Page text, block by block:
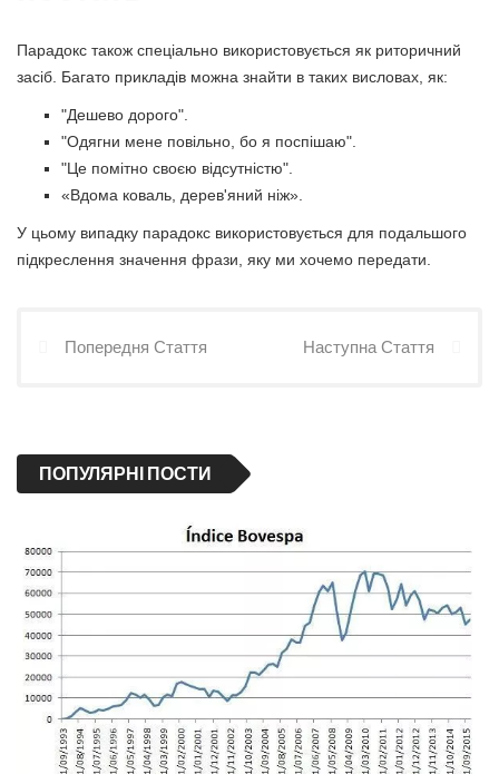
Парадокс також спеціально використовується як риторичний
засіб. Багато прикладів можна знайти в таких висловах, як:
"Дешево дорого".
"Одягни мене повільно, бо я поспішаю".
"Це помітно своєю відсутністю".
«Вдома коваль, дерев'яний ніж».
У цьому випадку парадокс використовується для подальшого
підкреслення значення фрази, яку ми хочемо передати.
Попередня Стаття Наступна Стаття
ПОПУЛЯРНІ ПОСТИ